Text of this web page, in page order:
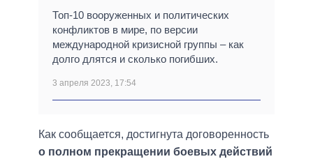
Топ-10 вооруженных и политических
конфликтов в мире, по версии
международной кризисной группы – как
долго длятся и сколько погибших.
3 апреля 2023, 17:54
Как сообщается, достигнута договоренность
о полном прекращении боевых действий